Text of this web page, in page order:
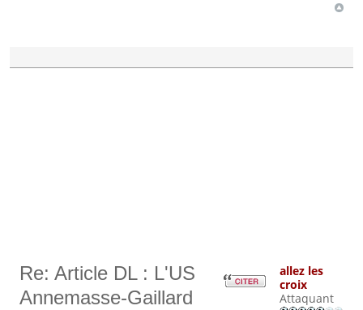
Re: Article DL : L'US
Annemasse-Gaillard
allez les
croix
Attaquant